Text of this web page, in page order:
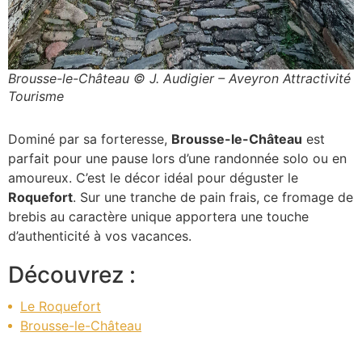
Brousse-le-Château © J. Audigier – Aveyron Attractivité
Tourisme
Dominé par sa forteresse,
amoureux. C’est le décor idéal pour déguster le
Roquefort. Sur une tranche de pain frais, ce fromage de
brebis au caractère unique apportera une touche
d’authenticité à vos vacances.
Découvrez :
Le Roquefort